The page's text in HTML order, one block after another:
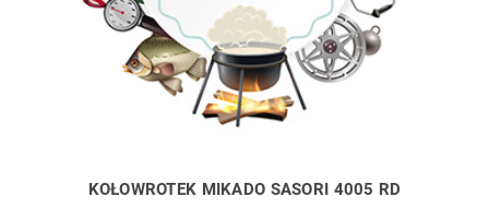
KOŁOWROTEK MIKADO SASORI 4005 RD